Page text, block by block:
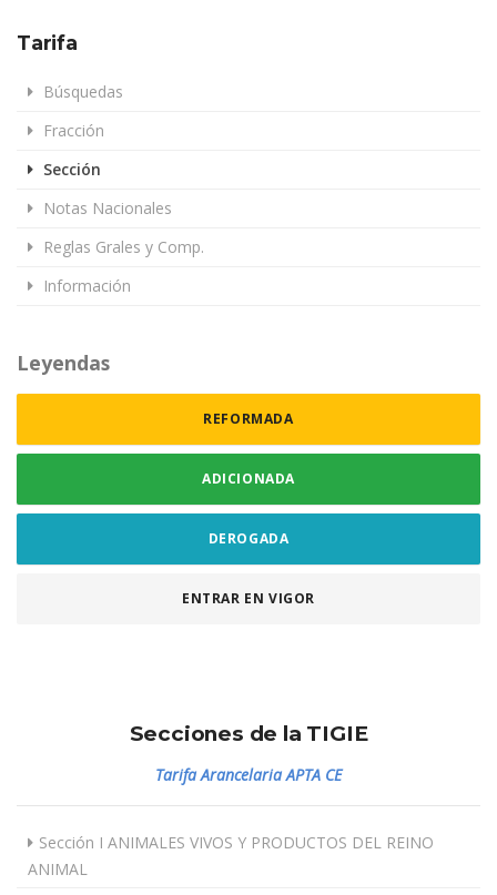
Tarifa
Búsquedas
Fracción
Sección
Notas Nacionales
Reglas Grales y Comp.
Información
Leyendas
REFORMADA
ADICIONADA
DEROGADA
ENTRAR EN VIGOR
Secciones de la TIGIE
Tarifa Arancelaria APTA CE
Sección I ANIMALES VIVOS Y PRODUCTOS DEL REINO
ANIMAL